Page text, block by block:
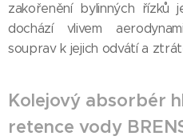
zakořenění bylinných
dochází vlivem
souprav k jejich odvátí a
Kolejový absorbér
retence vody
Košice -
Košice -